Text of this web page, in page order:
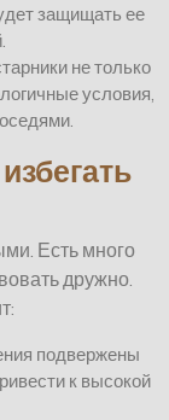
защищать ее
не только
условия,
Есть много
дружно.
подвержены
к высокой